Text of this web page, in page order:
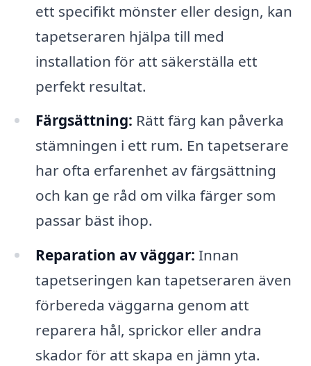
ett specifikt mönster eller design, kan
tapetseraren hjälpa till med
installation för att säkerställa ett
perfekt resultat.
Färgsättning: Rätt färg kan påverka
stämningen i ett rum. En tapetserare
har ofta erfarenhet av färgsättning
och kan ge råd om vilka färger som
passar bäst ihop.
Reparation av väggar: Innan
tapetseringen kan tapetseraren även
förbereda väggarna genom att
reparera hål, sprickor eller andra
skador för att skapa en jämn yta.